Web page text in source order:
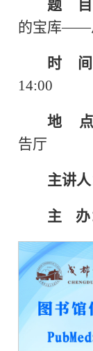
题 目
的宝库——
时 间
14:00
地 点
告厅
主讲人
主 办